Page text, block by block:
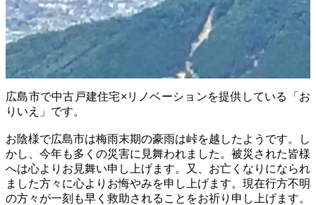
広島市で中古戸建住宅×リノベーションを提供している「お
りいえ」です。
お陰様で広島市は梅雨末期の豪雨は峠を越したようです。し
かし、今年も多くの災害に見舞われました。被災された皆様
へは心よりお見舞い申し上げます。又、お亡くなりになられ
ました方々に心よりお悔やみを申し上げます。​現在行方不明
の方々が一刻も早く救助されることをお祈り申し上げます。